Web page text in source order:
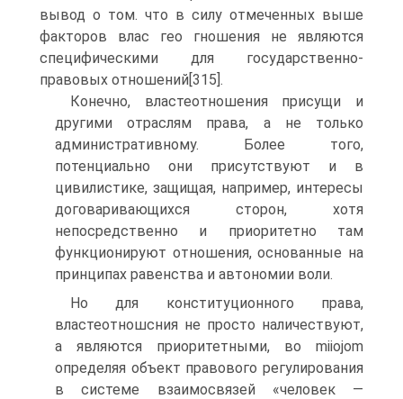
вывод о том. что в силу отмеченных выше
факторов влас гео гношения не являются
специфическими для государственно-
правовых отношений[315].
Конечно, властеотношения присущи и
другими отраслям права, а не только
административному. Более того,
потенциально они присутствуют и в
цивилистике, защищая, например, интересы
договаривающихся сторон, хотя
непосредственно и приоритетно там
функционируют отношения, основанные на
принципах равенства и автономии воли.
Но для конституционного права,
властеотношсния не просто наличествуют,
а являются приоритетными, во miiojom
определяя объект правового регулирования
в системе взаимосвязей «человек —